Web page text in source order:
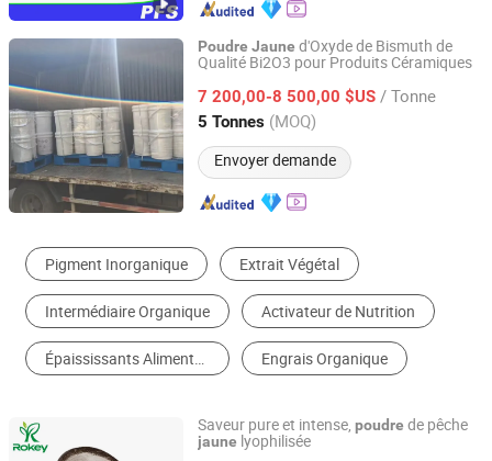
Poudre Jaune d'Oxyde de Bismuth de
Qualité Bi2O3 pour Produits Céramiques
7 200,00-8 500,00 $US / Tonne
5 Tonnes (MOQ)
Envoyer demande
Tianjin Jilian Technology Co., Ltd.
Tianjin, China Depuis 2024
Pigment Inorganique Extrait Végétal
Intermédiaire Organique Activateur de Nutrition
Épaississants Alimentaires Engrais Organique
Saveur pure et intense, poudre de pêche
jaune lyophilisée
Changsha Rokey Biotechnology Co., Ltd.